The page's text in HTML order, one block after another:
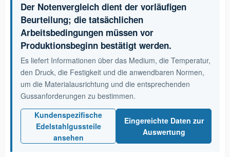
Der Notenvergleich dient der vorläufigen
Beurteilung; die tatsächlichen
Arbeitsbedingungen müssen vor
Produktionsbeginn bestätigt werden.
Es liefert Informationen über das Medium, die Temperatur,
den Druck, die Festigkeit und die anwendbaren Normen,
um die Materialausrichtung und die entsprechenden
Gussanforderungen zu bestimmen.
Kundenspezifische
Edelstahlgussteile
ansehen
Eingereichte Daten zur
Auswertung